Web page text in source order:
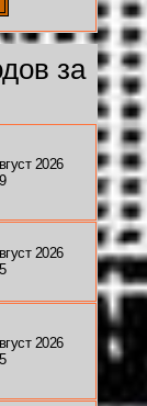
за
2026
2026
2026